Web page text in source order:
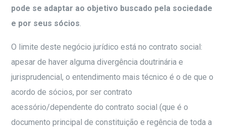
pode se adaptar ao objetivo buscado pela sociedade
e por seus sócios.
O limite deste negócio jurídico está no contrato social:
apesar de haver alguma divergência doutrinária e
jurisprudencial, o entendimento mais técnico é o de que o
acordo de sócios, por ser contrato
acessório/dependente do contrato social (que é o
documento principal de constituição e regência de toda a